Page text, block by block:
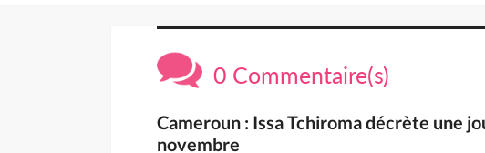
0 Commentaire(s)
Cameroun : Issa Tchiroma décrète une
novembre